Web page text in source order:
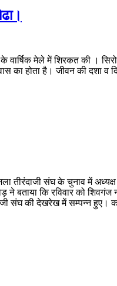
मेले में शिरकत की ।
का होता है। जीवन की दशा
तीरंदाजी संघ के चुनाव में
ने बताया कि रविवार को
संघ की देखरेख में सम्पन्न हुए।